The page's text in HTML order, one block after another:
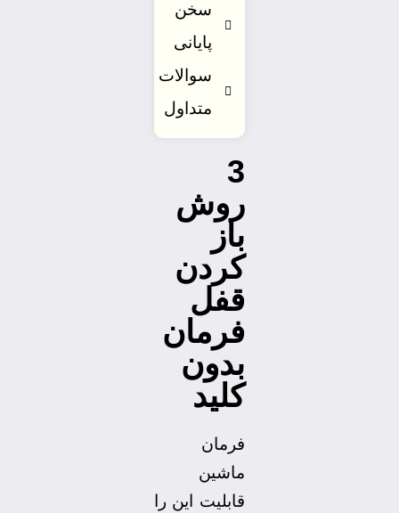
سخن
پایانی
سوالات
متداول
روش
باز
کردن
قفل
فرمان
بدون
کلید
فرمان
ماشین
قابلیت این را